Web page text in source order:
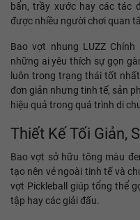
bẩn, trầy xước hay các tác
được nhiều người chơi quan
Bao vợt nhung LUZZ
những ai yêu thích sự gọn
luôn trong trạng thái tốt
đơn giản nhưng tinh tế, sản
hiệu quả trong quá trình di
Thiết Kế Tối Giản,
Bao vợt sở hữu tông màu
tạo nên vẻ ngoài tinh tế và
vợt Pickleball giúp tổng thể
tập hay các giải đấu.